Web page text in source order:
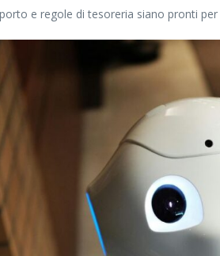
e regole di tesoreria siano pronti per